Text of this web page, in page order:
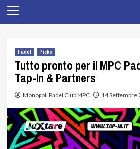
Menu
Padel Picks
Tutto pronto per il MPC
Tap-In & Partners
Monopoli Padel Club MPC 14 Settembre